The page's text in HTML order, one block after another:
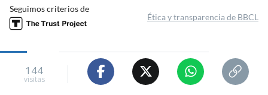
Seguimos criterios de
Ética y transparencia de BBCL
144
visitas